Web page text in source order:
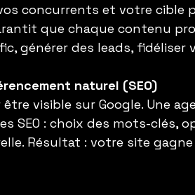
concurrents et votre cible
que chaque contenu
générer des leads, fidéliser
naturel (SEO)
visible sur Google. Une
SEO : choix des mots-clés,
Résultat : votre site